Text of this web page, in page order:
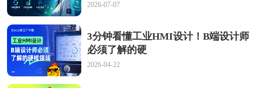
2026-07-07
3分钟看懂工业HMI设计！B端设计师
必须了解的硬
2026-04-22